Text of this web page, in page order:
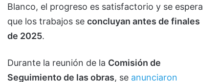
Blanco, el progreso es satisfactorio y se espera
que los trabajos se concluyan antes de finales
de 2025.
Durante la reunión de la Comisión de
Seguimiento de las obras, se anunciaron